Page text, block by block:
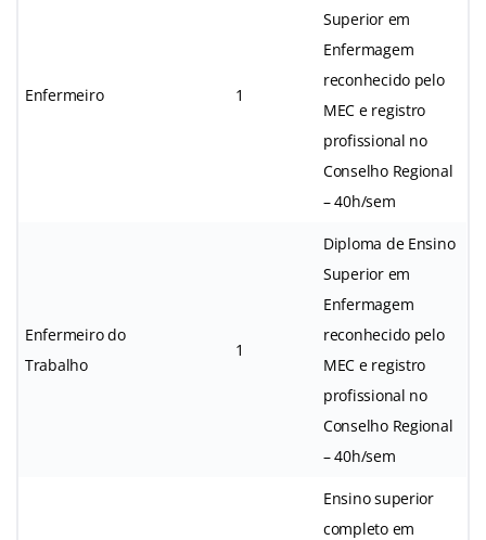
Enfermeiro 1
Superior em
Enfermagem
reconhecido pelo
MEC e registro
profissional no
Conselho Regional
– 40h/sem
Enfermeiro do
Trabalho
1
Diploma de Ensino
Superior em
Enfermagem
reconhecido pelo
MEC e registro
profissional no
Conselho Regional
– 40h/sem
Ensino superior
completo em